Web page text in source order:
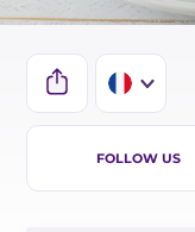
IT
FOLLOW US